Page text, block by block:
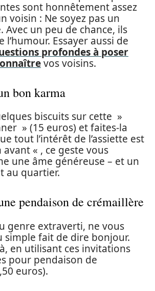
sont honnêtement assez
voisin : Ne soyez pas un
Avec un peu de chance, ils
l’humour. Essayer aussi de
profondes à poser
vos voisins.
bon karma
biscuits sur cette »
» (15 euros) et faites-la
tout l’intérêt de l’assiette est
« , ce geste vous
une âme généreuse – et un
au quartier.
pendaison de crémaillère
genre extraverti, ne vous
simple fait de dire bonjour.
en utilisant ces invitations
pour pendaison de
euros).